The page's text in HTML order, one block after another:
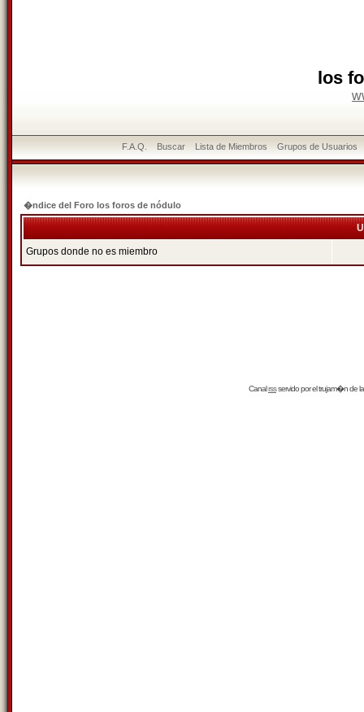
los
F.A.Q. Buscar Lista de Miembros Grupos de Usuarios
�ndice del Foro los foros de nódulo
Grupos donde no es miembro
Canalrssservido por eltrujam�nde